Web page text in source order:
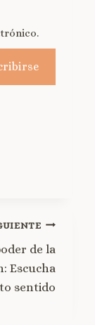
de la
Escucha
sentido